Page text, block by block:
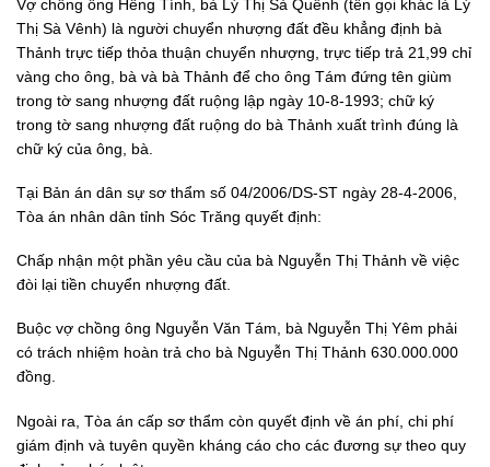
Vợ chồng ông Hêng Tính, bà Lý Thị Sà Quênh (tên gọi khác là Lý
Thị Sà Vênh) là người chuyển nhượng đất đều khẳng định bà
Thảnh trực tiếp thỏa thuận chuyển nhượng, trực tiếp trả 21,99 chỉ
vàng cho ông, bà và bà Thảnh để cho ông Tám đứng tên giùm
trong tờ sang nhượng đất ruộng lập ngày 10-8-1993; chữ ký
trong tờ sang nhượng đất ruộng do bà Thảnh xuất trình đúng là
chữ ký của ông, bà.
Tại Bản án dân sự sơ thẩm số 04/2006/DS-ST ngày 28-4-2006,
Tòa án nhân dân tỉnh Sóc Trăng quyết định:
Chấp nhận một phần yêu cầu của bà Nguyễn Thị Thảnh về việc
đòi lại tiền chuyển nhượng đất.
Buộc vợ chồng ông Nguyễn Văn Tám, bà Nguyễn Thị Yêm phải
có trách nhiệm hoàn trả cho bà Nguyễn Thị Thảnh 630.000.000
đồng.
Ngoài ra, Tòa án cấp sơ thẩm còn quyết định về án phí, chi phí
giám định và tuyên quyền kháng cáo cho các đương sự theo quy